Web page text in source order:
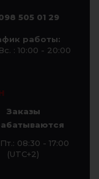
505 01 29
работы:
: 10:00 - 20:00
Заказы
08:30 - 17:00
(UTC+2)